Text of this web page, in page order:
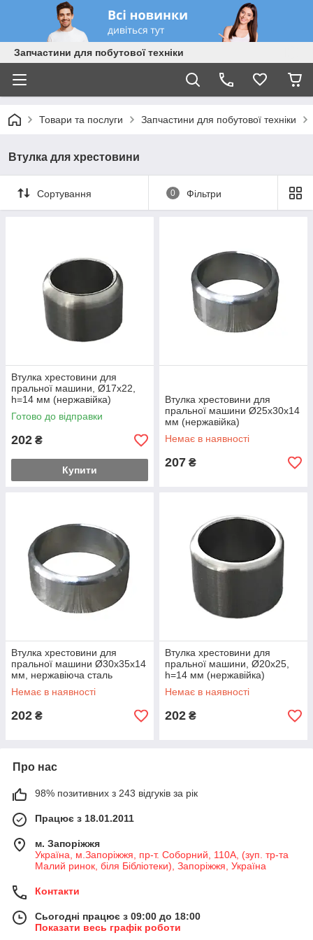
Запчастини для побутової техніки
Товари та послуги Запчастини для побутової техніки
Втулка для хрестовини
Сортування 0 Фільтри
Втулка хрестовини для
пральної машини, Ø17x22,
h=14 мм (нержавійка)
Готово до відправки
202 ₴
Купити
Втулка хрестовини для
пральної машини Ø25x30x14
мм (нержавійка)
Немає в наявності
207 ₴
Втулка хрестовини для
пральної машини Ø30x35x14
мм, нержавіюча сталь
Немає в наявності
202 ₴
Втулка хрестовини для
пральної машини, Ø20x25,
h=14 мм (нержавійка)
Немає в наявності
202 ₴
Про нас
98% позитивних з 243 відгуків за рік
Працює з 18.01.2011
м. Запоріжжя
Україна, м.Запоріжжя, пр-т. Соборний, 110А, (зуп. тр-та
Малий ринок, біля Бібліотеки), Запоріжжя, Україна
Контакти
Сьогодні працює з 09:00 до 18:00
Показати весь графік роботи